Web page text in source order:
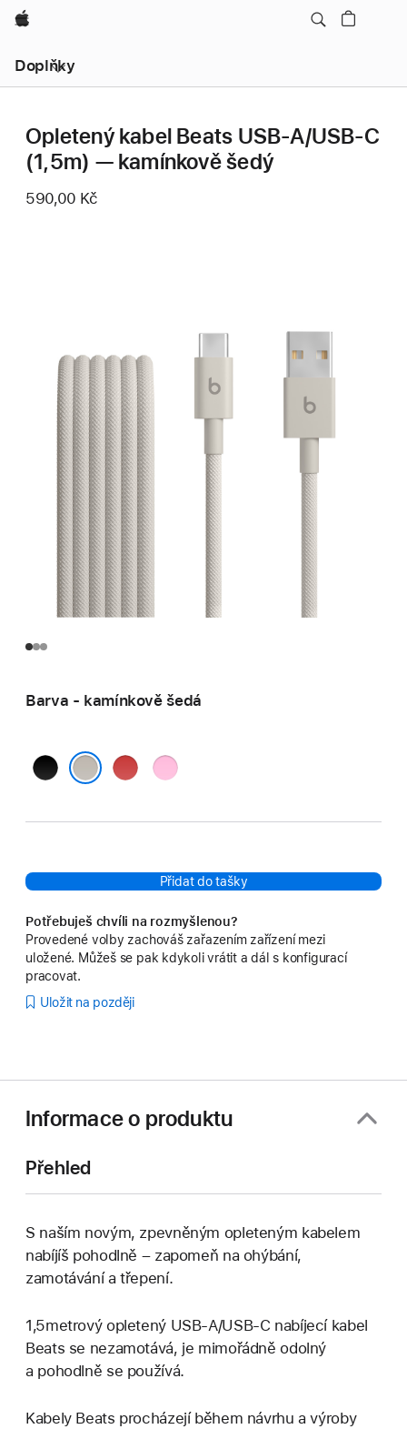
Apple
Doplňky
navigace
–
nabídku
Opletený kabel Beats USB‑A/USB‑C
(1,5m) — kamínkově šedý
590,00 Kč
Barva - kamínkově šedá
sytě
jasně
energicky
Přidat do tašky
Potřebuješ chvíli na rozmyšlenou?
Provedené volby zachováš zařazením zařízení mezi
uložené. Můžeš se pak kdykoli vrátit a dál s konfigurací
pracovat.
Uložit na později
Informace o produktu
Přehled
S naším novým, zpevněným opleteným kabelem
nabíjíš pohodlně – zapomeň na ohýbání,
zamotávání a třepení.
1,5metrový opletený USB‑A/USB‑C nabíjecí kabel
Beats se nezamotává, je mimořádně odolný
a pohodlně se používá.
Kabely Beats procházejí během návrhu a výroby